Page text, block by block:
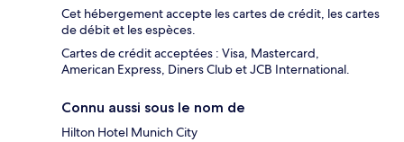
Cet hébergement accepte les cartes de crédit, les cartes
de débit et les espèces.
Cartes de crédit acceptées : Visa, Mastercard,
American Express, Diners Club et JCB International.
Connu aussi sous le nom de
Hilton Hotel Munich City